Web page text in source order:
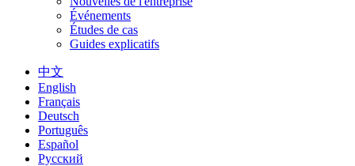
Événements
Études de cas
Guides explicatifs
中文
English
Français
Deutsch
Português
Español
Русский